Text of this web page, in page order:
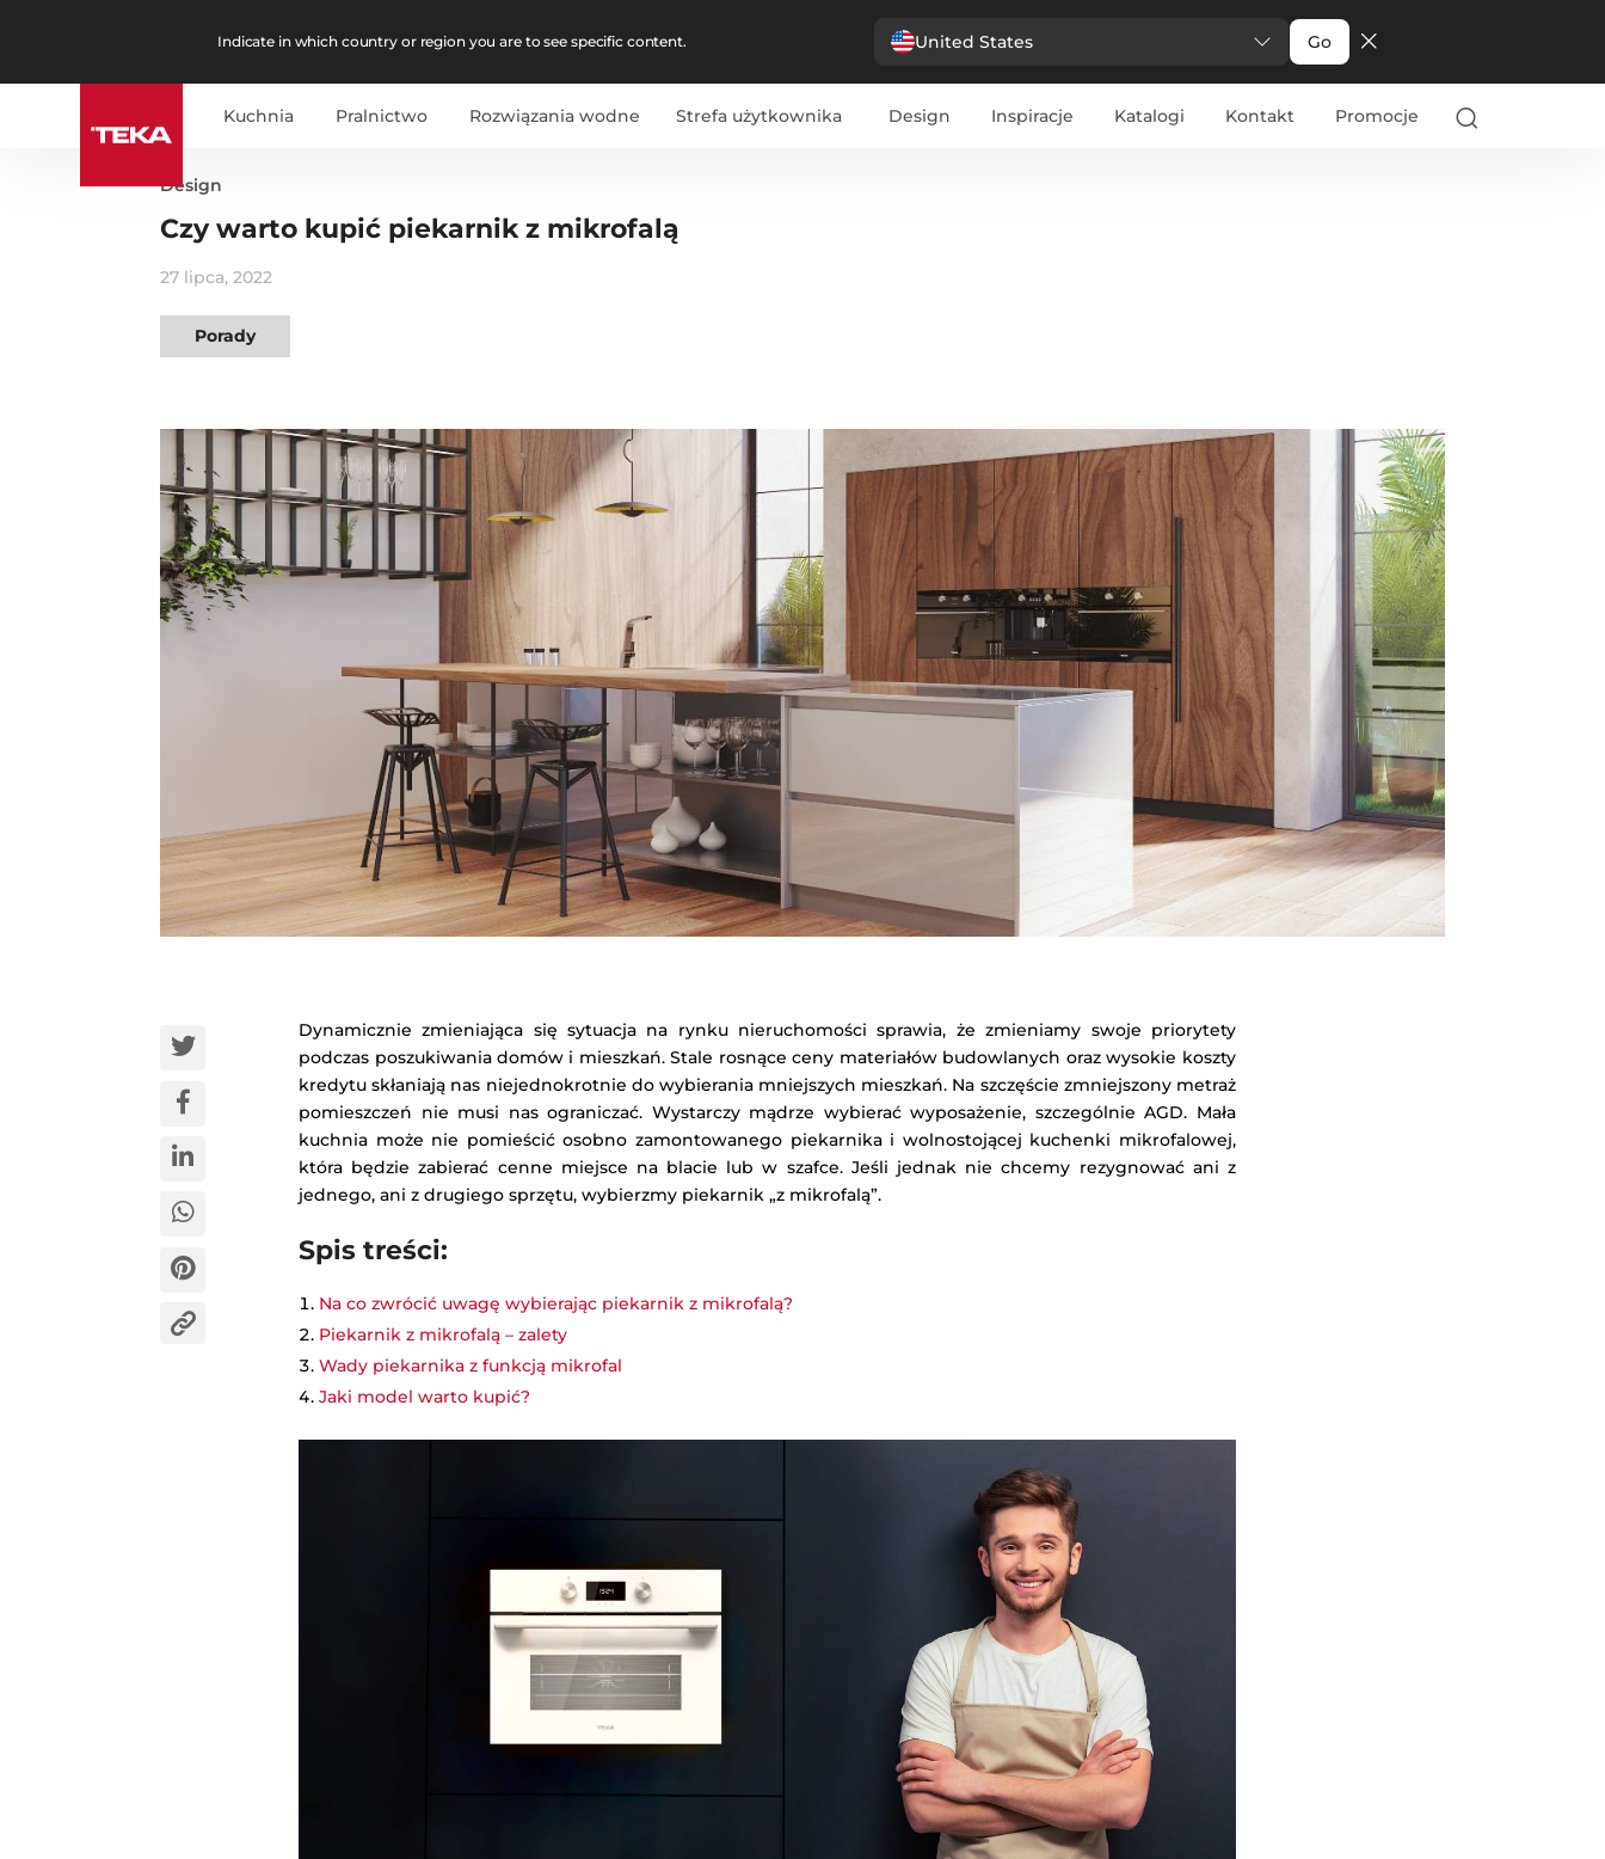
Indicate in which country or region you are to see specific content. United States Go
Kuchnia Pralnictwo Rozwiązania wodne Strefa użytkownika Design Inspiracje Katalogi Kontakt Promocje
Design
Czy warto kupić piekarnik z mikrofalą
27 lipca, 2022
Porady
Dynamicznie zmieniająca się sytuacja na rynku nieruchomości sprawia, że zmieniamy swoje priorytety
podczas poszukiwania domów i mieszkań. Stale rosnące ceny materiałów budowlanych oraz wysokie koszty
kredytu skłaniają nas niejednokrotnie do wybierania mniejszych mieszkań. Na szczęście zmniejszony metraż
pomieszczeń nie musi nas ograniczać. Wystarczy mądrze wybierać wyposażenie, szczególnie AGD. Mała
kuchnia może nie pomieścić osobno zamontowanego piekarnika i wolnostojącej kuchenki mikrofalowej,
która będzie zabierać cenne miejsce na blacie lub w szafce. Jeśli jednak nie chcemy rezygnować ani z
jednego, ani z drugiego sprzętu, wybierzmy piekarnik „z mikrofalą”.
Spis treści:
Na co zwrócić uwagę wybierając piekarnik z mikrofalą?
Piekarnik z mikrofalą – zalety
Wady piekarnika z funkcją mikrofal
Jaki model warto kupić?